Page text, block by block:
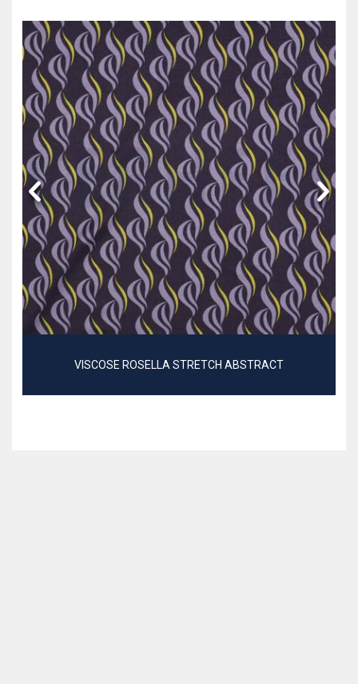
VISCOSE ROSELLA STRETCH ABSTRACT